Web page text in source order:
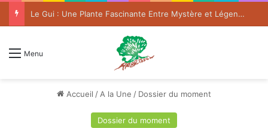
Le Gui : Une Plante Fascinante Entre Mystère et Légende
Menu
Accueil / A la Une / Dossier du moment
Dossier du moment